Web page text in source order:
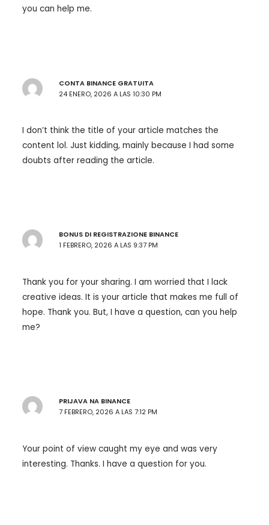
you can help me.
CONTA BINANCE GRATUITA
24 ENERO, 2026 A LAS 10:30 PM
I don’t think the title of your article matches the
content lol. Just kidding, mainly because I had some
doubts after reading the article.
BONUS DI REGISTRAZIONE BINANCE
1 FEBRERO, 2026 A LAS 9:37 PM
Thank you for your sharing. I am worried that I lack
creative ideas. It is your article that makes me full of
hope. Thank you. But, I have a question, can you help
me?
PRIJAVA NA BINANCE
7 FEBRERO, 2026 A LAS 7:12 PM
Your point of view caught my eye and was very
interesting. Thanks. I have a question for you.